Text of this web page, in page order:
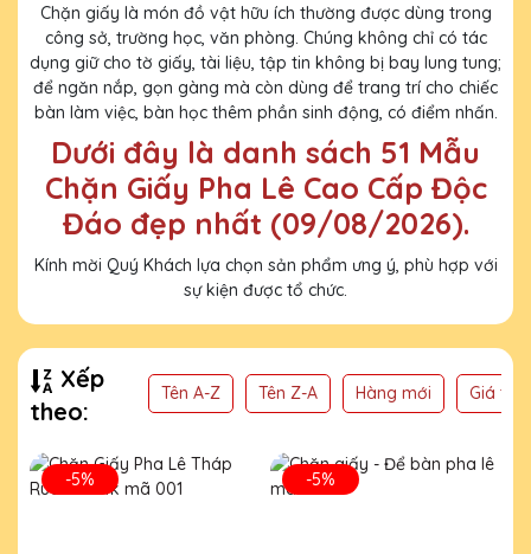
Chặn giấy là món đồ vật hữu ích thường được dùng trong
công sở, trường học, văn phòng. Chúng không chỉ có tác
dụng giữ cho tờ giấy, tài liệu, tập tin không bị bay lung tung;
để ngăn nắp, gọn gàng mà còn dùng để trang trí cho chiếc
bàn làm việc, bàn học thêm phần sinh động, có điểm nhấn.
Dưới đây là danh sách 51 Mẫu
Chặn Giấy Pha Lê Cao Cấp Độc
Đáo đẹp nhất (09/08/2026).
Kính mời Quý Khách lựa chọn sản phẩm ưng ý, phù hợp với
sự kiện được tổ chức.
Xếp
theo:
Tên A-Z Tên Z-A Hàng mới Giá
-5% -5%